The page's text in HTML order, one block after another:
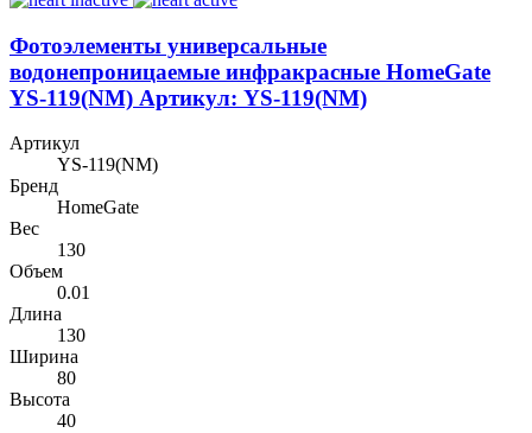
Фотоэлементы универсальные
водонепроницаемые инфракрасные HomeGate
YS-119(NM) Артикул: YS-119(NM)
Артикул
YS-119(NM)
Бренд
HomeGate
Вес
130
Объем
0.01
Длина
130
Ширина
80
Высота
40